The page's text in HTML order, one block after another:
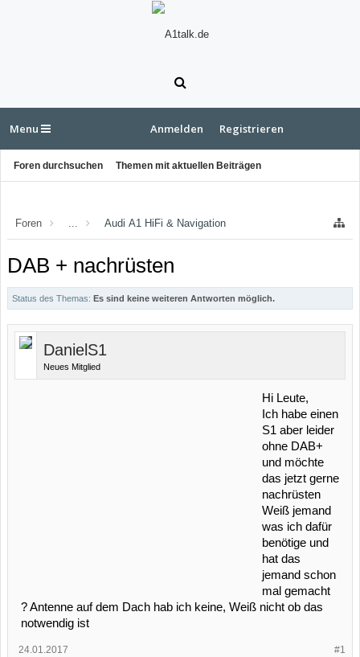
Menu
Foren durchsuchen Themen mit aktuellen Beiträgen
Anmelden Registrieren
Foren ... Audi A1 HiFi & Navigation
DAB + nachrüsten
Status des Themas: Es sind keine weiteren Antworten möglich.
DanielS1
Neues Mitglied
Hi Leute,
Ich habe einen
S1 aber leider
ohne DAB+
und möchte
das jetzt gerne
nachrüsten
Weiß jemand
was ich dafür
benötige und
hat das
jemand schon
mal gemacht
? Antenne auf dem Dach hab ich keine, Weiß nicht ob das
notwendig ist
#1
24.01.2017